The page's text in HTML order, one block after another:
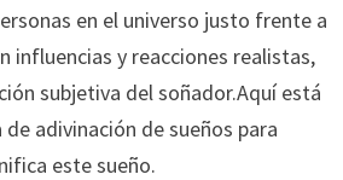
en el universo justo frente a
influencias y reacciones realistas,
subjetiva del soñador.Aquí está
adivinación de sueños para
este sueño.